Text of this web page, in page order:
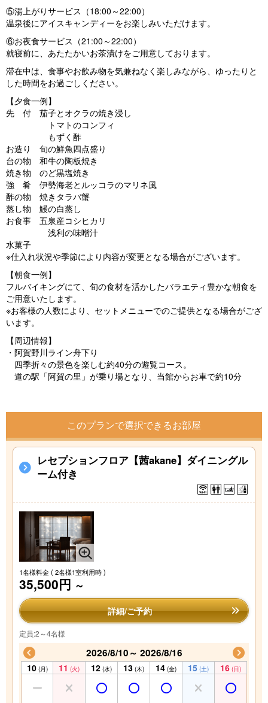
⑤湯上がりサービス（18:00～22:00）
温泉後にアイスキャンディーをお楽しみいただけます。
⑥お夜食サービス（21:00～22:00）
就寝前に、あたたかいお茶漬けをご用意しております。
滞在中は、食事やお飲み物を気兼ねなく楽しみながら、ゆったりと
した時間をお過ごしください。
【夕食一例】
先 付 茄子とオクラの焼き浸し
トマトのコンフィ
もずく酢
お造り 旬の鮮魚四点盛り
台の物 和牛の陶板焼き
焼き物 のど黒塩焼き
強 肴 伊勢海老とルッコラのマリネ風
酢の物 焼きタラバ蟹
蒸し物 鰻の白蒸し
お食事 五泉産コシヒカリ
浅利の味噌汁
水菓子
※仕入れ状況や季節により内容が変更となる場合がございます。
【朝食一例】
フルバイキングにて、旬の食材を活かしたバラエティ豊かな朝食を
ご用意いたします。
※お客様の人数により、セットメニューでのご提供となる場合がござ
います。
【周辺情報】
・阿賀野川ライン舟下り
四季折々の景色を楽しむ約40分の遊覧コース。
道の駅「阿賀の里」が乗り場となり、当館からお車で約10分
このプランで選択できるお部屋
レセプションフロア【茜akane】ダイニングル
ーム付き
1名様料金( 2名様1室利用時 )
35,500円 ～
詳細/ご予約
定員:2～4名様
2026/8/10～ 2026/8/16
10 (月) 11 (火) 12 (水) 13 (木) 14 (金) 15 (土) 16 (日)